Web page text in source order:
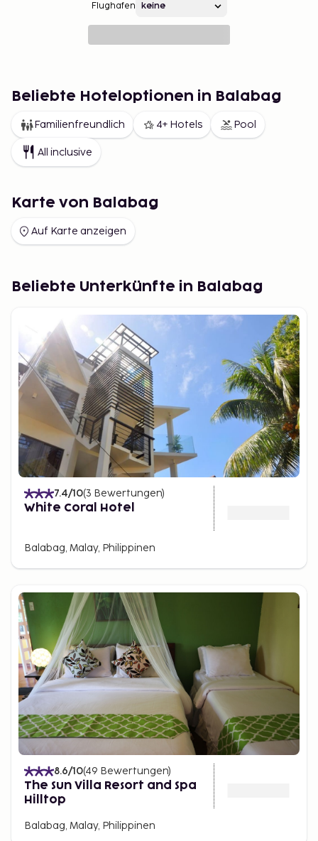
Flughafen
Beliebte Hoteloptionen in Balabag
Familienfreundlich 4+ Hotels Pool
All inclusive
Karte von Balabag
Auf Karte anzeigen
Beliebte Unterkünfte in Balabag
7.4/10(3 Bewertungen)
White Coral Hotel
Balabag, Malay, Philippinen
8.6/10(49 Bewertungen)
The Sun Villa Resort and Spa
Hilltop
Balabag, Malay, Philippinen